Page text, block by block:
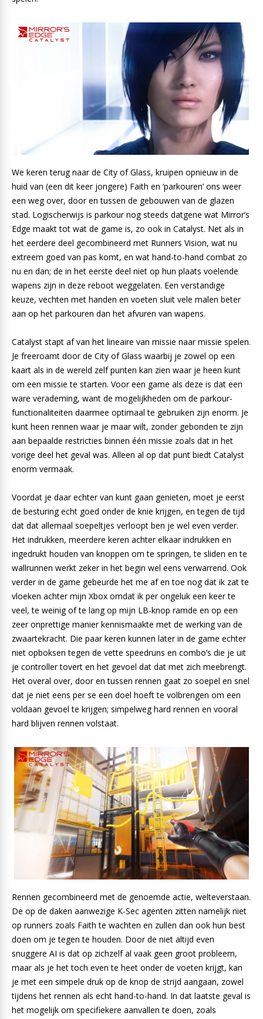
We keren terug naar de City of Glass, kruipen opnieuw in de
huid van (een dit keer jongere) Faith en ‘parkouren’ ons weer
een weg over, door en tussen de gebouwen van de glazen
stad. Logischerwijs is parkour nog steeds datgene wat Mirror’s
Edge maakt tot wat de game is, zo ook in Catalyst. Net als in
het eerdere deel gecombineerd met Runners Vision, wat nu
extreem goed van pas komt, en wat hand-to-hand combat zo
nu en dan; de in het eerste deel niet op hun plaats voelende
wapens zijn in deze reboot weggelaten. Een verstandige
keuze, vechten met handen en voeten sluit vele malen beter
aan op het parkouren dan het afvuren van wapens.
Catalyst stapt af van het lineaire van missie naar missie spelen.
Je freeroamt door de City of Glass waarbij je zowel op een
kaart als in de wereld zelf punten kan zien waar je heen kunt
om een missie te starten. Voor een game als deze is dat een
ware verademing, want de mogelijkheden om de parkour-
functionaliteiten daarmee optimaal te gebruiken zijn enorm. Je
kunt heen rennen waar je maar wilt, zonder gebonden te zijn
aan bepaalde restricties binnen één missie zoals dat in het
vorige deel het geval was. Alleen al op dat punt biedt Catalyst
enorm vermaak.
Voordat je daar echter van kunt gaan genieten, moet je eerst
de besturing echt goed onder de knie krijgen, en tegen de tijd
dat dat allemaal soepeltjes verloopt ben je wel even verder.
Het indrukken, meerdere keren achter elkaar indrukken en
ingedrukt houden van knoppen om te springen, te sliden en te
wallrunnen werkt zeker in het begin wel eens verwarrend. Ook
verder in de game gebeurde het me af en toe nog dat ik zat te
vloeken achter mijn Xbox omdat ik per ongeluk een keer te
veel, te weinig of te lang op mijn LB-knop ramde en op een
zeer onprettige manier kennismaakte met de werking van de
zwaartekracht. Die paar keren kunnen later in de game echter
niet opboksen tegen de vette speedruns en combo’s die je uit
je controller tovert en het gevoel dat dat met zich meebrengt.
Het overal over, door en tussen rennen gaat zo soepel en snel
dat je niet eens per se een doel hoeft te volbrengen om een
voldaan gevoel te krijgen; simpelweg hard rennen en vooral
hard blijven rennen volstaat.
Rennen gecombineerd met de genoemde actie, welteverstaan.
De op de daken aanwezige K-Sec agenten zitten namelijk niet
op runners zoals Faith te wachten en zullen dan ook hun best
doen om je tegen te houden. Door de niet altijd even
snuggere AI is dat op zichzelf al vaak geen groot probleem,
maar als je het toch even te heet onder de voeten krijgt, kan
je met een simpele druk op de knop de strijd aangaan, zowel
tijdens het rennen als echt hand-to-hand. In dat laatste geval is
het mogelijk om specifiekere aanvallen te doen, zoals